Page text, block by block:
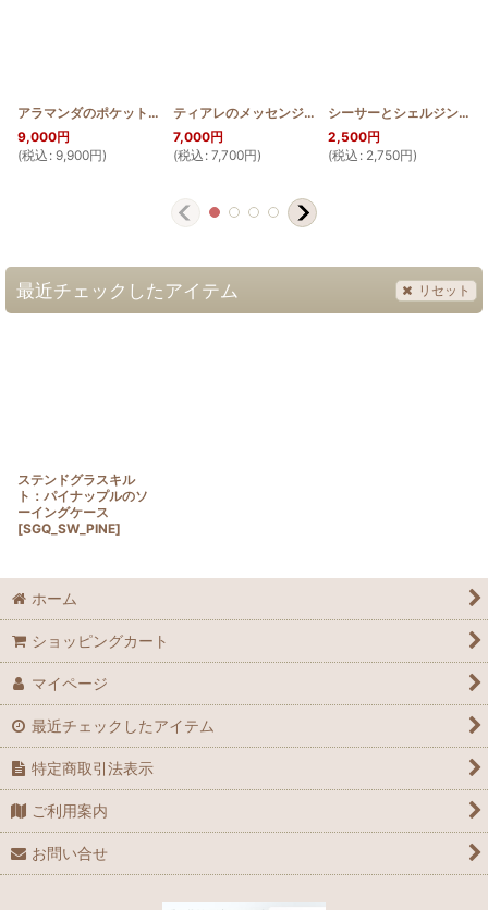
アラマンダのポケット沢山ショルダーバッグ【幅30cm】 [HQB_LOT30_ALA
9,000円
(税込 : 9,900円)
ティアレのメッセンジャーバッグ [HQB_MINI_M_TIA
7,000円
(税込 : 7,700円)
シーサーとシェルジンジャーのステンドグラスキルトタペストリー50cm×80cm Pattern
2,500円
(税込 : 2,750円)
最近チェックしたアイテム リセット
ステンドグラスキル
ト：パイナップルのソ
ーイングケース
[SGQ_SW_PINE]
ホーム
ショッピングカート
マイページ
最近チェックしたアイテム
特定商取引法表示
ご利用案内
お問い合せ